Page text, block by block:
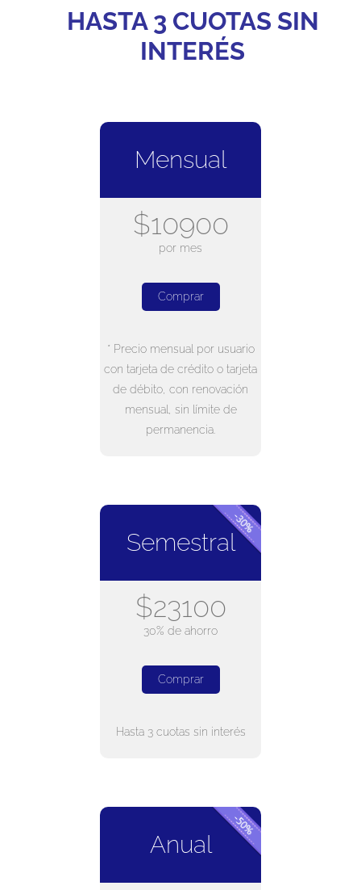
HASTA 3 CUOTAS SIN
INTERÉS
Mensual
$10900
por mes
Comprar
* Precio mensual por usuario
con tarjeta de crédito o tarjeta
de débito, con renovación
mensual, sin límite de
permanencia.
Semestral
$23100
30% de ahorro
Comprar
Hasta 3 cuotas sin interés
Anual